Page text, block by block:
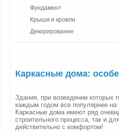
Фундамент
Крыши и кровли
Декорирование
Каркасные дома:
Здания, при возведении которых
каждым годом все популярнее
Каркасные дома имеют ряд
строительного процесса, так и
действительно с комфортом!